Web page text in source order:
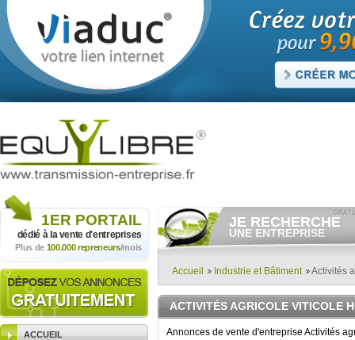
1ER PORTAIL
dédié à la vente d'entreprises
Plus de 100.000 repreneurs/mois
ACCUEIL
JE RECHERCHE
UNE ENTREPRISE
Consulter gratuitementles
vendre.
Et/ou déposergratuitement
votre recherche d'entreprise.
RECHERCHER UNE
ANNONCE
Accueil Industrie et Bâtiment Activités
ACTIVITÉS AGRICOLE VITICOLE
Annonces de vente d'entreprise Activités